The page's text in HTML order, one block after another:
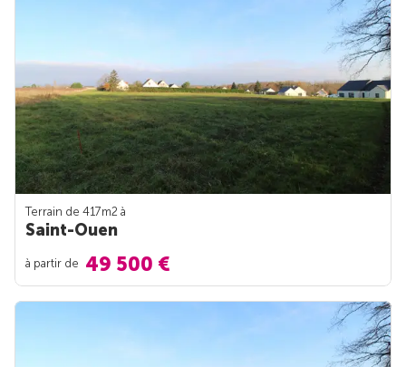
Terrain de 417m2 à
Saint-Ouen
à partir de 49 500 €